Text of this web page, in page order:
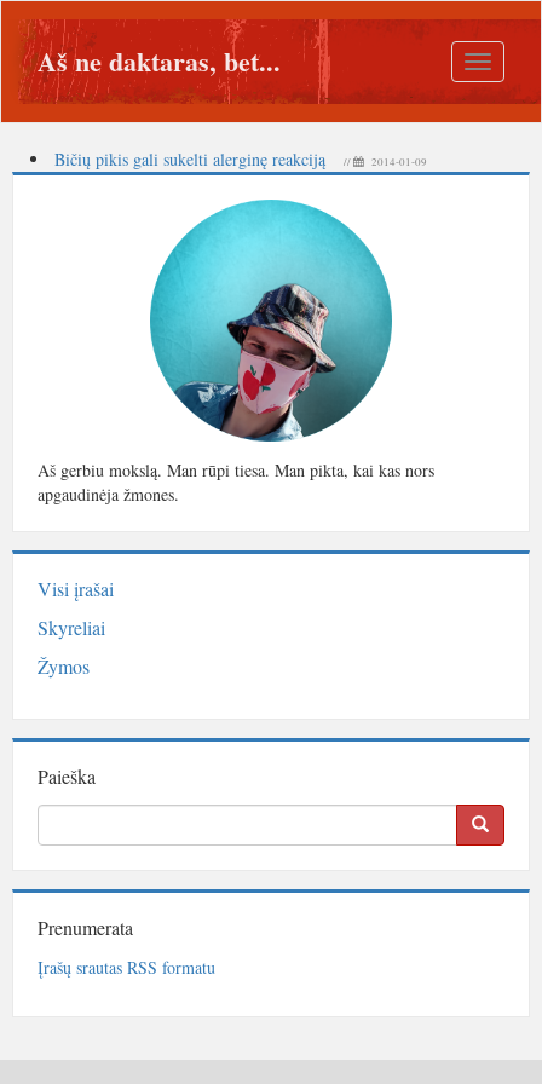
Toggle
Aš ne daktaras, bet...
Bičių pikis gali sukelti alerginę reakciją // 2014-01-09
Aš gerbiu mokslą. Man rūpi tiesa. Man pikta, kai kas nors
apgaudinėja žmones.
Visi įrašai
Skyreliai
Žymos
Paieška
Prenumerata
Įrašų srautas RSS formatu